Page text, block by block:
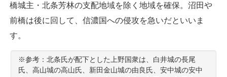
橋城主・北条芳林の支配地域を除く地域を確保。沼田や
前橋は後に回して、信濃国への侵攻を急いだといいま
す。
※参考：北条氏が配下とした上野国衆は、白井城の長尾
氏、高山城の高山氏、新田金山城の由良氏、安中城の安中